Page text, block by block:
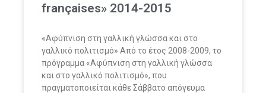
françaises» 2014-2015
«Αφύπνιση στη γαλλική γλώσσα και στο
γαλλικό πολιτισμό» Από το έτος 2008-2009, το
πρόγραμμα «Αφύπνιση στη γαλλική γλώσσα
και στο γαλλικό πολιτισμό», που
πραγματοποιείται κάθε Σάββατο απόγευμα